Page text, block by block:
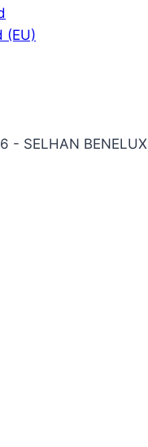
(EU)
- SELHAN BENELUX